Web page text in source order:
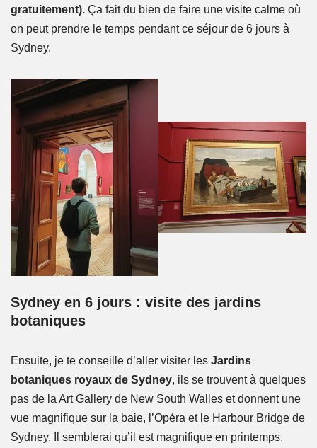
gratuitement). Ça fait du bien de faire une visite calme où
on peut prendre le temps pendant ce séjour de 6 jours à
Sydney.
Sydney en 6 jours : visite des jardins
botaniques
Ensuite, je te conseille d’aller visiter les Jardins
botaniques royaux de Sydney, ils se trouvent à quelques
pas de la Art Gallery de New South Walles et donnent une
vue magnifique sur la baie, l’Opéra et le Harbour Bridge de
Sydney. Il semblerai qu’il est magnifique en printemps,